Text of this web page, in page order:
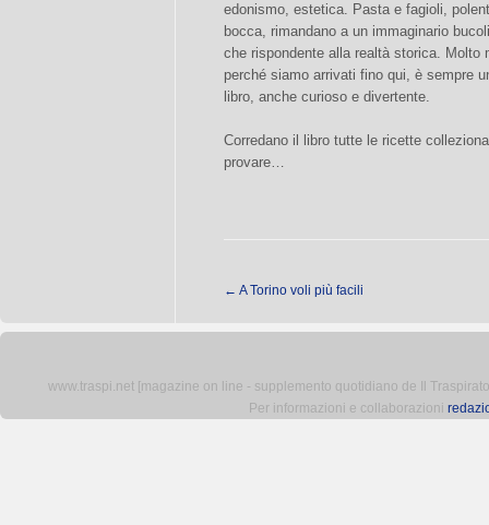
edonismo, estetica. Pasta e fagioli,
bocca, rimandano a un immaginario
che rispondente alla realtà storica.
perché siamo arrivati fino qui, è sempre
libro, anche curioso e divertente.
Corredano il libro tutte le ricette
provare…
← A Torino voli più facili
www.traspi.net [magazine on line - supplemento quotidiano de Il
Per informazioni e collaborazioni